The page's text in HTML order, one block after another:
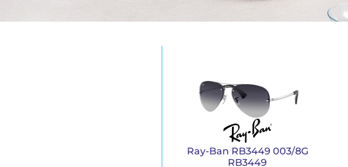
Ray-Ban RB3449 003/8G
RB3449